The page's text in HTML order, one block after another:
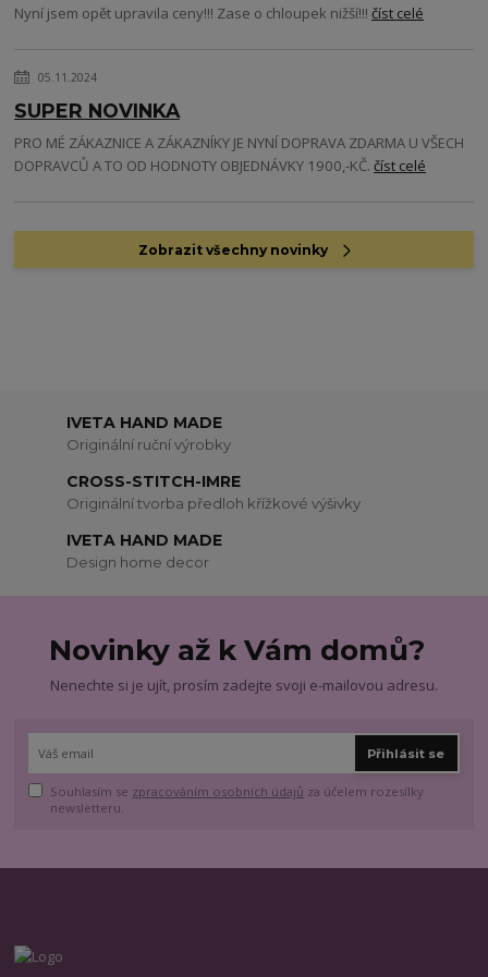
Nyní jsem opět upravila ceny!!! Zase o chloupek nižší!!!číst celé
05.11.2024
SUPER NOVINKA
PRO MÉ ZÁKAZNICE A ZÁKAZNÍKY JE NYNÍ DOPRAVA ZDARMA U VŠECH
DOPRAVCŮ A TO OD HODNOTY OBJEDNÁVKY 1900,-KČ.číst celé
Zobrazit všechny novinky
IVETA HAND MADE
Originální ruční výrobky
CROSS-STITCH-IMRE
Originální tvorba předloh křížkové výšivky
IVETA HAND MADE
Design home decor
Novinky až k Vám domů?
Nenechte si je ujít, prosím zadejte svoji e-mailovou adresu.
Přihlásit se
Souhlasím se zpracováním osobních údajů za účelem rozesílky
newsletteru.